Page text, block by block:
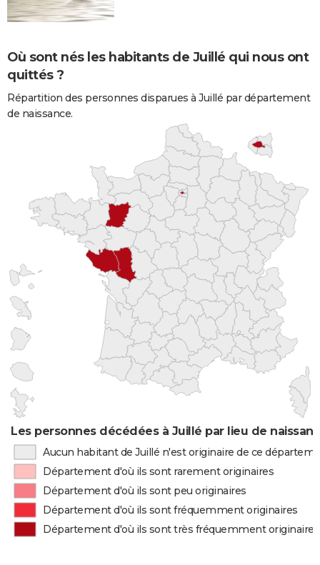
Où sont nés les habitants de Juillé qui nous ont
quittés ?
Répartition des personnes disparues à Juillé par département
de naissance.
Les personnes décédées à Juillé par lieu de
Aucun habitant de Juillé n'est originaire de ce
Département d'où ils sont rarement originaires
Département d'où ils sont peu originaires
Département d'où ils sont fréquemment originaires
Département d'où ils sont très fréquemment originaires